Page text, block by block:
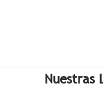
Nuestras